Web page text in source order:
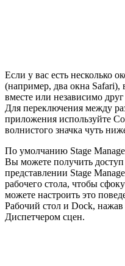
Если у вас есть несколько
(например, два окна
вместе или независимо
Для переключения между
приложения используйте
волнистого значка чуть
По умолчанию Stage
Вы можете получить доступ
представлении Stage
рабочего стола, чтобы
можете настроить это
Рабочий стол и Dock,
Диспетчером сцен.